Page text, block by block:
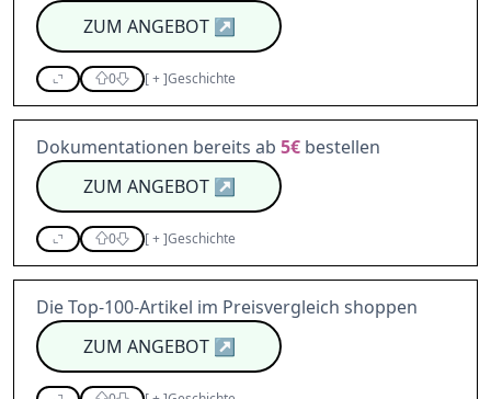
ZUM ANGEBOT↗
0 [+]Geschichte
Dokumentationen bereits ab 5€ bestellen
ZUM ANGEBOT↗
0 [+]Geschichte
Die Top-100-Artikel im Preisvergleich shoppen
ZUM ANGEBOT↗